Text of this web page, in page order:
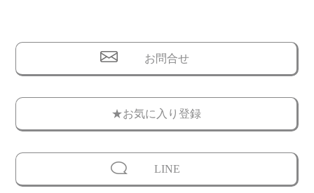
お問合せ
★お気に入り登録
LINE